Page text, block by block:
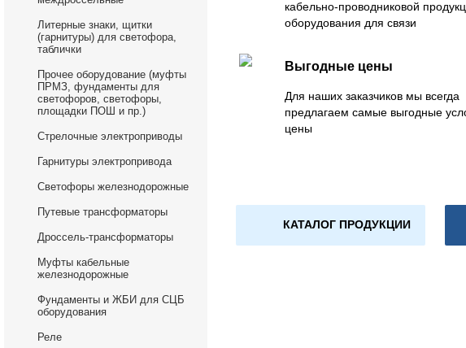
Литерные знаки, щитки
(гарнитуры) для светофора,
таблички
Прочее оборудование (муфты
ПРМЗ, фундаменты для
светофоров, светофоры,
площадки ПОШ и пр.)
Стрелочные электроприводы
Гарнитуры электропривода
Светофоры железнодорожные
Путевые трансформаторы
Дроссель-трансформаторы
Муфты кабельные
железнодорожные
Фундаменты и ЖБИ для СЦБ
оборудования
Реле
кабельно-проводниковой
оборудования для связи
Выгодные цены
Для наших заказчиков мы всегда
предлагаем самые выгодные
цены
КАТАЛОГ ПРОДУКЦИИ